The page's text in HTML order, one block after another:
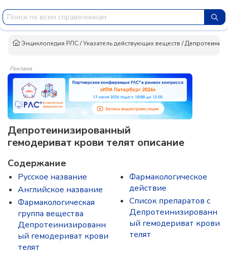
Энциклопедия РЛС/Указатель действующих веществ /
Реклама
Депротеинизированный
гемодериват крови телят описание
Содержание
Русское название
Английское название
Фармакологическая
группа вещества
Депротеинизированн
ый гемодериват крови
телят
Фармакологическое
действие
Список препаратов с
Депротеинизированн
ый гемодериват крови
телят